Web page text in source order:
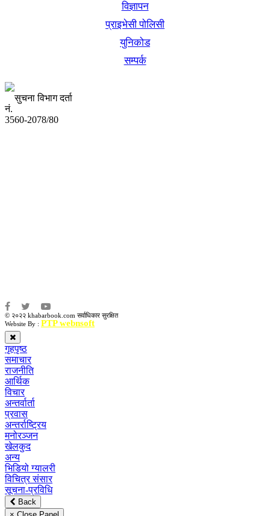
विज्ञापन
प्राइभेसी पोलिसी
युनिकोड
सम्पर्क
सुचना विभाग दर्ता
नं.
3560-2078/80
© २०२२ khabarbook.com सर्वाधिकार सुरक्षित
Website By : PTP webnsoft
गृहपृष्ठ
समाचार
राजनीति
आर्थिक
विचार
अन्तर्वार्ता
प्रवास
अन्तर्राष्ट्रिय
मनोरञ्जन
खेलकुद
अन्य
भिडियो ग्यालरी
विचित्र संसार
सूचना-प्रविधि
Back